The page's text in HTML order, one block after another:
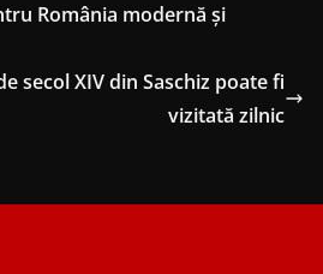
România modernă și
secol XIV din Saschiz poate fi
vizitată zilnic